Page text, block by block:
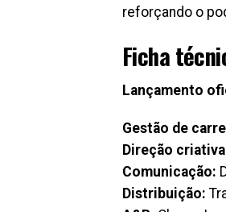
reforçando o
Ficha
Lançamento
Gestão de
Direção
Comunicação:
Distribuição: